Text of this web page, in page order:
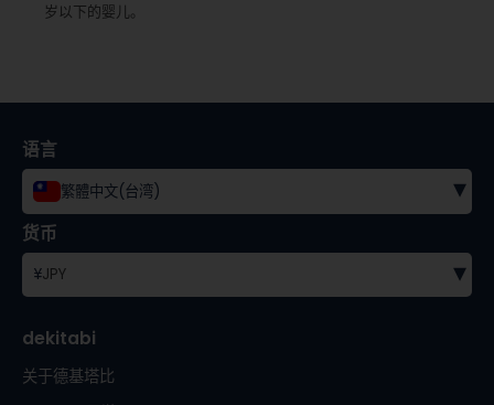
岁以下的婴儿。
语言
繁體中文(台湾) ▾
货币
¥JPY ▾
dekitabi
关于德基塔比